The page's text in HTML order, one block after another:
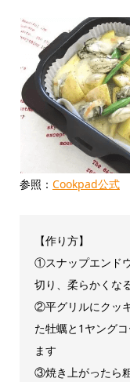
参照： Cookpad公式
【作り方】
①スナップエンド
切り、柔らかくな
②平グリルにクッ
た牡蠣と1ヤング
ます
③焼き上がったら